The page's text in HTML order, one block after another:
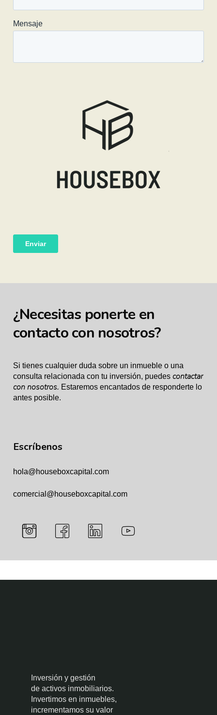
Formalizamos el contrato
Desarrollamos el negocio.
adaptación y
comercialización
Recibe tu rentabilidad
¿Necesitas ponerte en
contacto con nosotros?
Si tienes cualquier duda sobre un inmueble o una
consulta relacionada con tu inversión, puedes contactar
con nosotros. Estaremos encantados de responderte lo
antes posible.
Escríbenos
hola@houseboxcapital.com
comercial@houseboxcapital.com
Instagram de HouseBox Club (se abre en pestaña
Facebook de HouseBox Club (se abre en
LinkedIn de HouseBox Club (se
YouTube de HouseBox
Inversión y gestión
de activos inmobiliarios.
Invertimos en inmuebles,
incrementamos su valor